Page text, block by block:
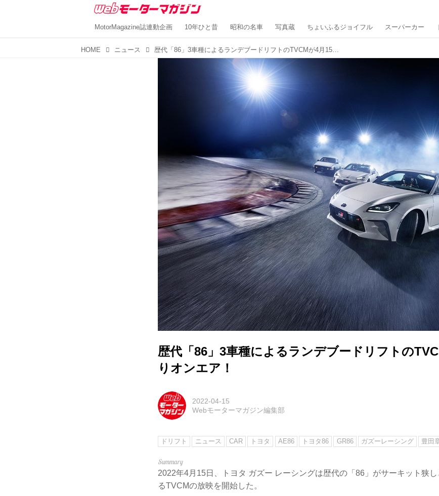
MotorMagazine誌連動企画 10年ひと昔 昭和の名車 写真蔵 ちょいふるジョイフル スーパーカー
HOME ニュース 歴代「86」3車種によるランデブードリフトのTVCMが4月15日よりオンエア！
歴代「86」3車種によるランデブードリフトの
りオンエア！
2022-04-15
Webモーターマガジン編集部
ドリフト ニュース CAR トヨタ AE86 トヨタ86 GR86 ガズーレーシング 豊田
2022年4月15日、トヨタ ガズー レーシングは歴代の「86」がサーキット狭
るTVCMの放映を開始した。